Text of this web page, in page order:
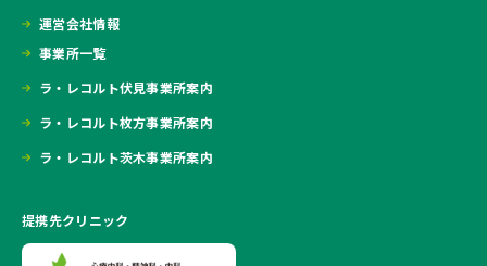
運営会社情報
事業所一覧
ラ・レコルト伏見事業所案内
ラ・レコルト枚方事業所案内
ラ・レコルト茨木事業所案内
提携先クリニック